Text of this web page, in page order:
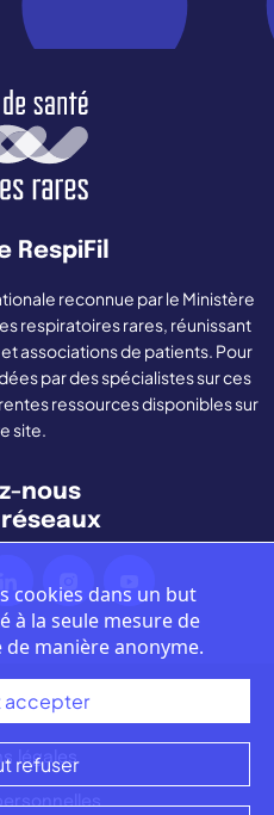
RespiFil
reconnue par le Ministère
respiratoires rares, réunissant
associations de patients. Pour
par des spécialistes sur ces
ressources disponibles sur
site.
nous
légales
cookies dans un but
à la seule mesure de
de manière anonyme.
accepter
refuser